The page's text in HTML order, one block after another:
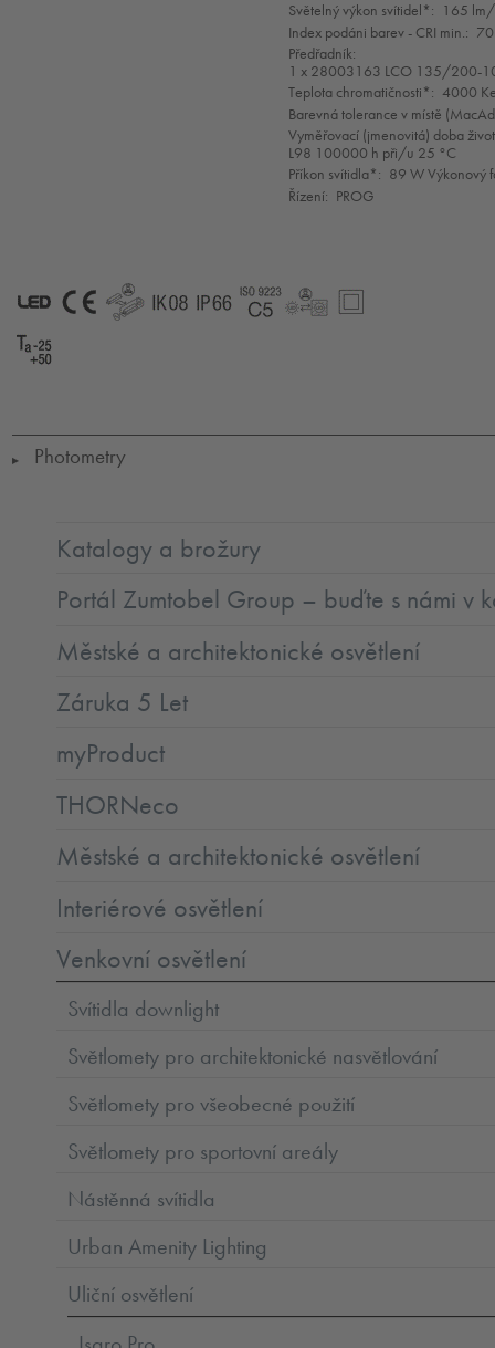
Světelný výkon svítidel*: 165
Index podáni barev - CRI min.: 70
Předřadník:
1 x 28003163 LCO 135/200-
Teplota chromatičnosti*: 4000
Barevná tolerance v místě
Vyměřovací (jmenovitá) doba
L98 100000 h při/u 25 °C
Příkon svítidla*: 89 W Výkonový
Řízení: PROG
▶ Photometry
Katalogy a brožury
Portál Zumtobel Group – buďte s námi v
Městské a architektonické osvětlení
Záruka 5 Let
myProduct
THORNeco
Městské a architektonické osvětlení
Interiérové osvětlení
Venkovní osvětlení
Svítidla downlight
Světlomety pro architektonické nasvětlování
Světlomety pro všeobecné použití
Světlomety pro sportovní areály
Nástěnná svítidla
Urban Amenity Lighting
Uliční osvětlení